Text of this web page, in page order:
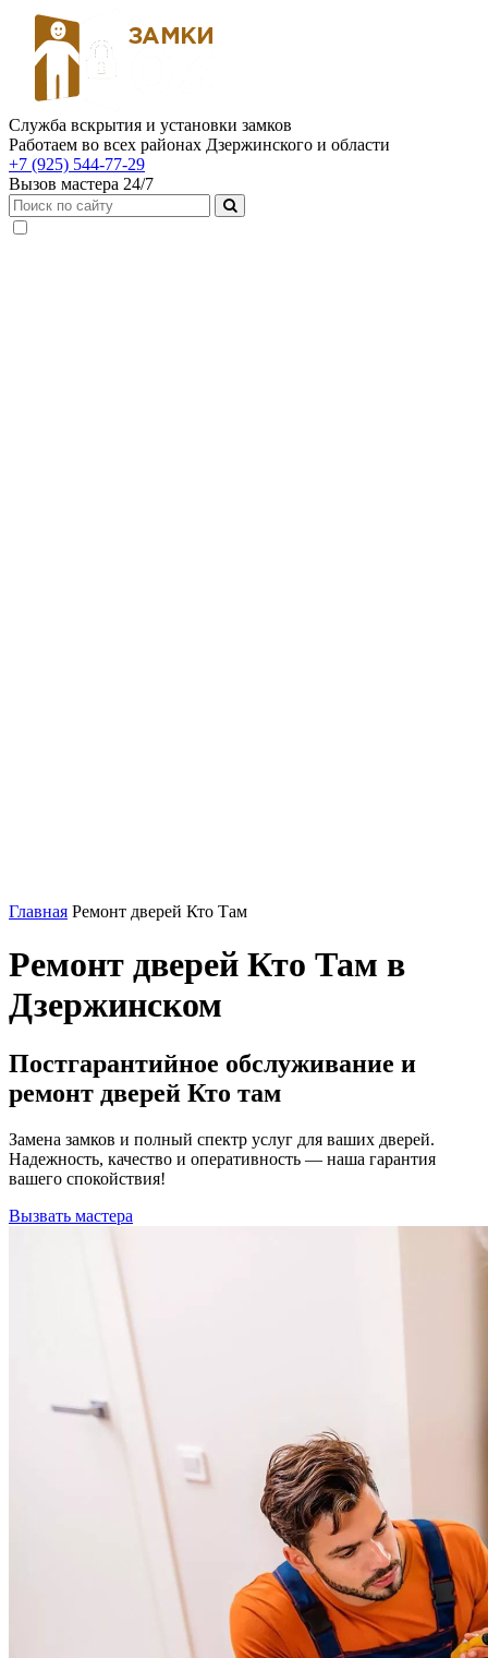
Служба вскрытия и установки замков
Работаем во всех районах Дзержинского и области
+7 (925) 544-77-29
Вызов мастера 24/7
Главная Ремонт дверей Кто Там
Ремонт дверей Кто Там в
Дзержинском
Постгарантийное обслуживание и
ремонт дверей Кто там
Замена замков и полный спектр услуг для ваших дверей.
Надежность, качество и оперативность — наша гарантия
вашего спокойствия!
Вызвать мастера